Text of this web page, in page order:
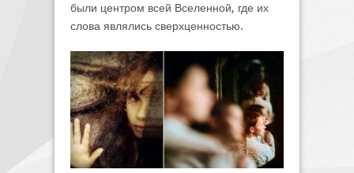
были центром всей Вселенной, где их
слова являлись сверхценностью.